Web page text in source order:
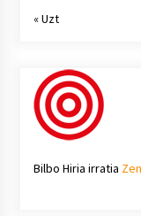
« Uzt
Bilbo Hiria irratia